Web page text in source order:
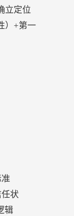
立定位
）+第一
准
任状
辑